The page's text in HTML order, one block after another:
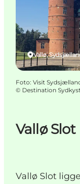
Overnat
Planlæg
Vallø Slot
Vallø Slot
Vallø,
Foto: Visit
© Destination